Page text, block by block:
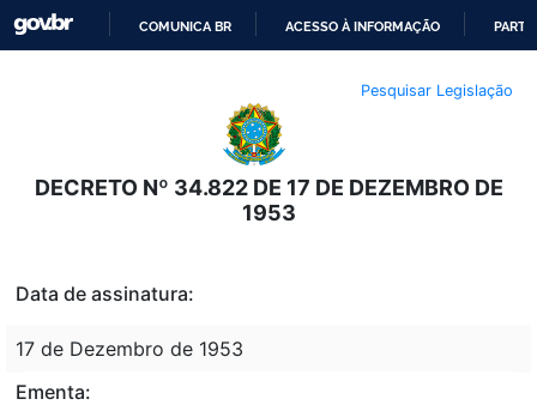
O
CONTEÚDO
COMUNICA BR ACESSO À INFORMAÇÃO
Pesquisar Legislação
DECRETO Nº 34.822 DE 17 DE DEZEMBRO DE
1953
Data de assinatura:
17 de Dezembro de 1953
Ementa: